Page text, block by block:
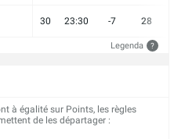
30 23:30 -7 28
Legenda ?
à égalité sur Points, les règles
de les départager :